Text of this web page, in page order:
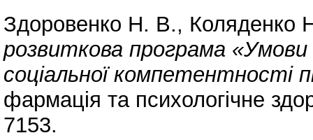
Здоровенко Н. В., Коляденко
розвиткова програма
соціальної компетентності
фармація та психологічне
7153.